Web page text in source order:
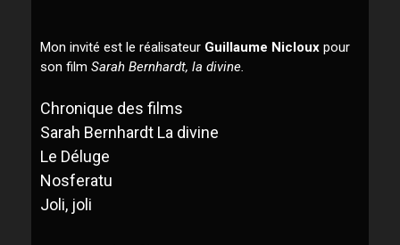
Mon invité est le réalisateur Guillaume Nicloux pour
son film Sarah Bernhardt, la divine.
Chronique des films
Sarah Bernhardt La divine
Le Déluge
Nosferatu
Joli, joli